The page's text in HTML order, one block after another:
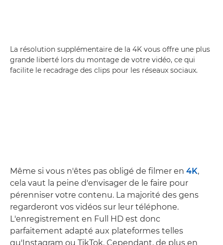
La résolution supplémentaire de la 4K vous offre une plus
grande liberté lors du montage de votre vidéo, ce qui
facilite le recadrage des clips pour les réseaux sociaux.
Même si vous n'êtes pas obligé de filmer en 4K,
cela vaut la peine d'envisager de le faire pour
pérenniser votre contenu. La majorité des gens
regarderont vos vidéos sur leur téléphone.
L'enregistrement en Full HD est donc
parfaitement adapté aux plateformes telles
qu'Instagram ou TikTok. Cependant, de plus en